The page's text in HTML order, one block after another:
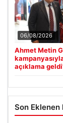
06/08/2026
Ahmet Metin
açıklama
Son Eklenen